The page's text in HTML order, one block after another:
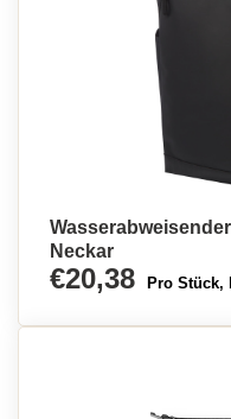
Neckar
€20,38 Pro Stück,